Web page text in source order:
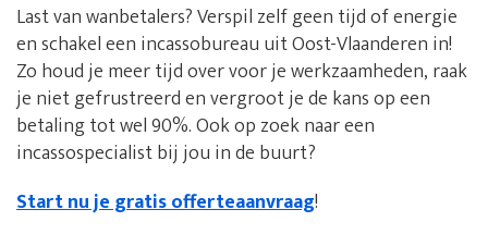
Last van wanbetalers? Verspil zelf geen tijd of energie
en schakel een incassobureau uit Oost-Vlaanderen in!
Zo houd je meer tijd over voor je werkzaamheden, raak
je niet gefrustreerd en vergroot je de kans op een
betaling tot wel 90%. Ook op zoek naar een
incassospecialist bij jou in de buurt?
Start nu je gratis offerteaanvraag!